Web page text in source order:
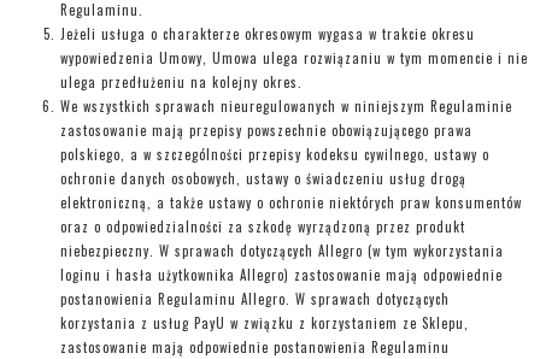
Regulaminu.
Jeżeli usługa o charakterze okresowym wygasa w trakcie okresu
wypowiedzenia Umowy, Umowa ulega rozwiązaniu w tym momencie i nie
ulega przedłużeniu na kolejny okres.
We wszystkich sprawach nieuregulowanych w niniejszym Regulaminie
zastosowanie mają przepisy powszechnie obowiązującego prawa
polskiego, a w szczególności przepisy kodeksu cywilnego, ustawy o
ochronie danych osobowych, ustawy o świadczeniu usług drogą
elektroniczną, a także ustawy o ochronie niektórych praw konsumentów
oraz o odpowiedzialności za szkodę wyrządzoną przez produkt
niebezpieczny. W sprawach dotyczących Allegro (w tym wykorzystania
loginu i hasła użytkownika Allegro) zastosowanie mają odpowiednie
postanowienia Regulaminu Allegro. W sprawach dotyczących
korzystania z usług PayU w związku z korzystaniem ze Sklepu,
zastosowanie mają odpowiednie postanowienia Regulaminu